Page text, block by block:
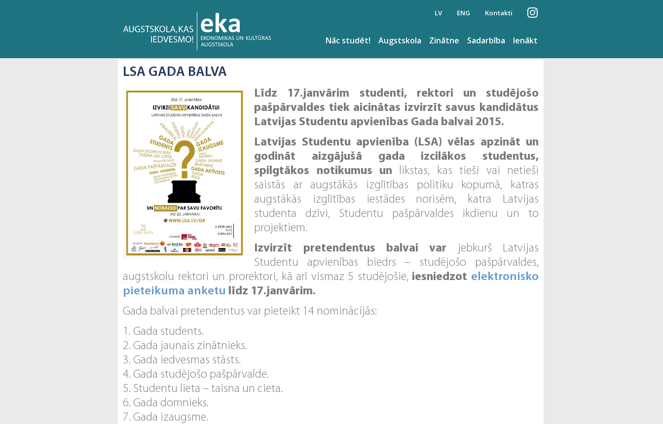
LV ENG Kontakti
Ienākt
Sadarbība
Zinātne
Augstskola
Nāc studēt!
LSA GADA BALVA
Līdz 17.janvārim studenti, rektori un studējošo
pašpārvaldes tiek aicinātas izvirzīt savus kandidātus
Latvijas Studentu apvienības Gada balvai 2015.
Latvijas Studentu apvienība (LSA) vēlas apzināt un
godināt aizgājušā gada izcilākos studentus,
spilgtākos notikumus un likstas, kas tieši vai netieši
saistās ar augstākās izglītības politiku kopumā, katras
augstākās izglītības iestādes norisēm, katra Latvijas
studenta dzīvi, Studentu pašpārvaldes ikdienu un to
projektiem.
Izvirzīt pretendentus balvai var jebkurš Latvijas
Studentu apvienības biedrs – studējošo pašpārvaldes,
augstskolu rektori un prorektori, kā arī vismaz 5 studējošie, iesniedzot elektronisko
pieteikuma anketu līdz 17.janvārim.
Gada balvai pretendentus var pieteikt 14 nominācijās:
1. Gada students.
2. Gada jaunais zinātnieks.
3. Gada iedvesmas stāsts.
4. Gada studējošo pašpārvalde.
5. Studentu lieta – taisna un cieta.
6. Gada domnieks.
7. Gada izaugsme.